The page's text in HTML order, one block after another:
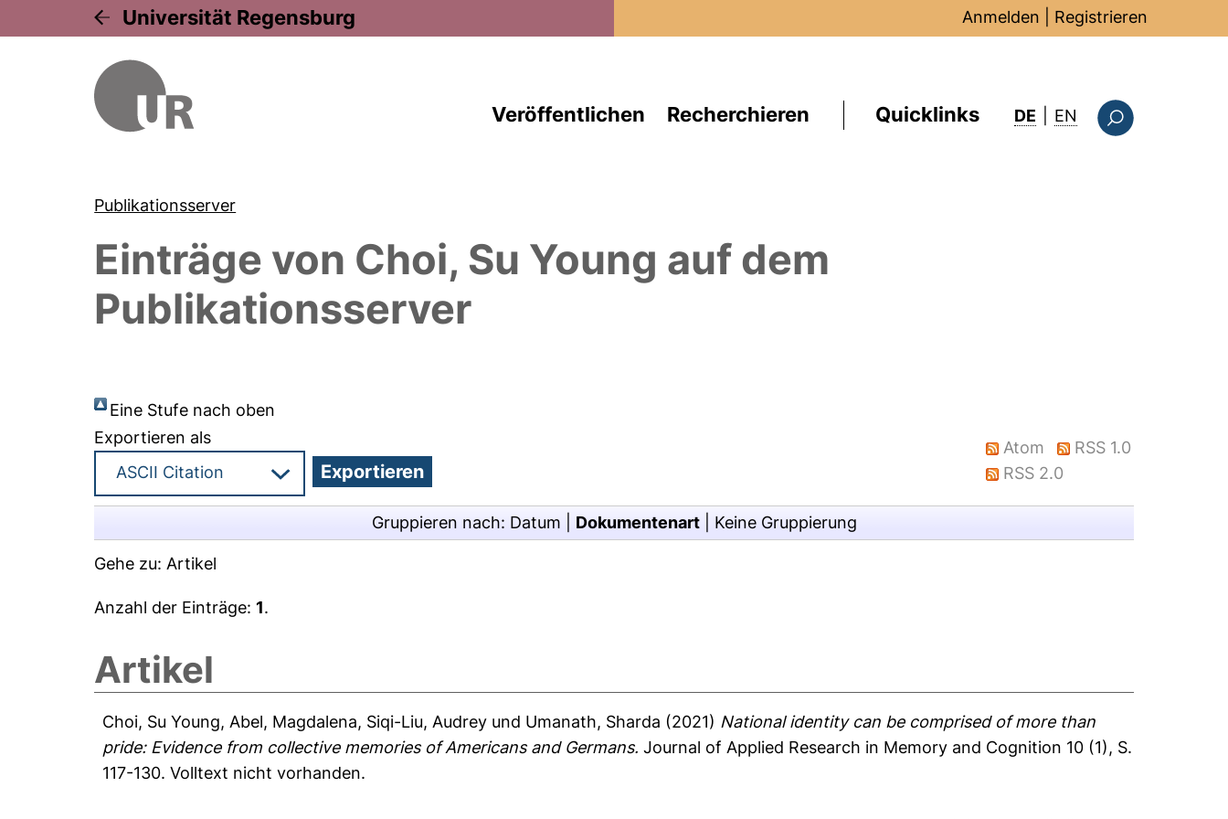
Universität Regensburg Anmelden Registrieren
Veröffentlichen Recherchieren Quicklinks DE EN : this page in
Publikationsserver
Einträge von Choi, Su Young auf dem
Publikationsserver
Eine Stufe nach oben
Exportieren als
Atom
RSS 1.0
RSS 2.0
Gruppieren nach: Datum Dokumentenart| Keine Gruppierung
Gehe zu: Artikel
Anzahl der Einträge:1.
Artikel
Choi, Su Young, Abel, Magdalena, Siqi-Liu, Audrey und Umanath, Sharda (2021) National identity can be comprised of more than
pride: Evidence from collective memories of Americans and Germans. Journal of Applied Research in Memory and Cognition 10 (1), S.
117-130.Volltext nicht vorhanden.